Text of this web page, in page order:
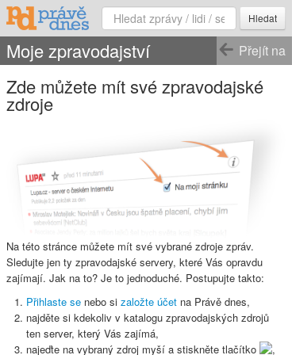
Hledat
Přejít na
Moje zpravodajství
Zde můžete mít své zpravodajské
zdroje
Na této stránce můžete mít své vybrané zdroje zpráv.
Sledujte jen ty zpravodajské servery, které Vás opravdu
zajímají. Jak na to? Je to jednoduché. Postupujte takto:
Přihlaste se nebo si založte účet na Právě dnes,
najděte si kdekoliv v katalogu zpravodajských zdrojů
ten server, který Vás zajímá,
najeďte na vybraný zdroj myší a stiskněte tlačítko ,